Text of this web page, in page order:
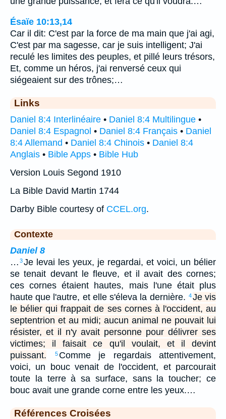
Ésaïe 10:13,14
Car il dit: C'est par la force de ma main que j'ai agi,
C'est par ma sagesse, car je suis intelligent; J'ai
reculé les limites des peuples, et pillé leurs trésors,
Et, comme un héros, j'ai renversé ceux qui
siégeaient sur des trônes;…
Links
Daniel 8:4 Interlinéaire • Daniel 8:4 Multilingue •
Daniel 8:4 Espagnol • Daniel 8:4 Français • Daniel
8:4 Allemand • Daniel 8:4 Chinois • Daniel 8:4
Anglais • Bible Apps • Bible Hub
Version Louis Segond 1910
La Bible David Martin 1744
Darby Bible courtesy of CCEL.org.
Contexte
Daniel 8
… 3Je levai les yeux, je regardai, et voici, un bélier
se tenait devant le fleuve, et il avait des cornes;
ces cornes étaient hautes, mais l'une était plus
haute que l'autre, et elle s'éleva la dernière. 4Je vis
le bélier qui frappait de ses cornes à l'occident, au
septentrion et au midi; aucun animal ne pouvait lui
résister, et il n'y avait personne pour délivrer ses
victimes; il faisait ce qu'il voulait, et il devint
puissant.
5 Comme je regardais attentivement,
voici, un bouc venait de l'occident, et parcourait
toute la terre à sa surface, sans la toucher; ce
bouc avait une grande corne entre les yeux.…
Références Croisées